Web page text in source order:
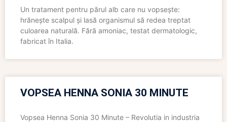
Un tratament pentru părul alb care nu vopsește:
hrănește scalpul și lasă organismul să redea treptat
culoarea naturală. Fără amoniac, testat dermatologic,
fabricat în Italia.
VOPSEA HENNA SONIA 30 MINUTE
Vopsea Henna Sonia 30 Minute – Revolutia in industria